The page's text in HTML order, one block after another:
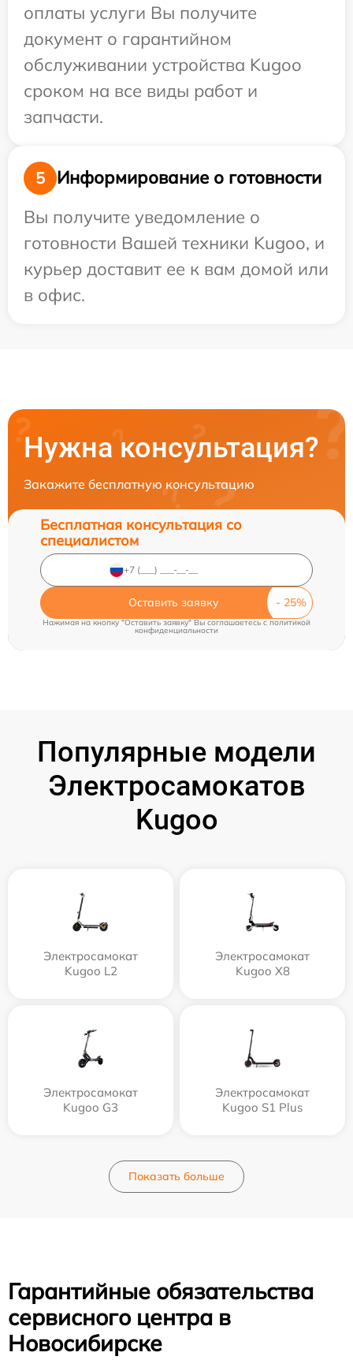
оплаты услуги Вы получите
документ о гарантийном
обслуживании устройства Kugoo
сроком на все виды работ и
запчасти.
5
Информирование о готовности
Вы получите уведомление о
готовности Вашей техники Kugoo, и
курьер доставит ее к вам домой или
в офис.
Нужна консультация?
Закажите бесплатную консультацию
Бесплатная консультация со
специалистом
Оставить заявку
Нажимая на кнопку "Оставить заявку" Вы соглашаетесь cполитикой
конфиденциальности
Популярные модели
Электросамокатов
Kugoo
Электросамокат
Kugoo L2
Электросамокат
Kugoo X8
Электросамокат
Kugoo G3
Электросамокат
Kugoo S1 Plus
Показать больше
Гарантийные обязательства
сервисного центра в
Новосибирске